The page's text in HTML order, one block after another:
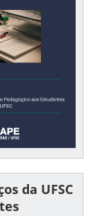
da UFSC